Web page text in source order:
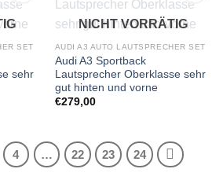
SET
sehr
Wunschliste
NICHT VORRÄTIG
AUDI A3 AUTO LAUTSPRECHER SET
Audi A3 Sportback
Lautsprecher Oberklasse sehr
gut hinten und vorne
€279,00
4 … 22 23 24